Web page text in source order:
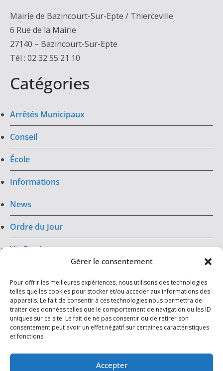
Gérer le consentement
Pour offrir les meilleures expériences, nous utilisons des technologies
telles que les cookies pour stocker et/ou accéder aux informations des
appareils. Le fait de consentir à ces technologies nous permettra de
traiter des données telles que le comportement de navigation ou les ID
uniques sur ce site. Le fait de ne pas consentir ou de retirer son
consentement peut avoir un effet négatif sur certaines caractéristiques
et fonctions.
Accepter
Mairie de Bazincourt-Sur-Epte / Thierceville
6 Rue de la Mairie
27140 – Bazincourt-Sur-Epte
Tél : 02 32 55 21 10
Catégories
Arrêtés Municipaux
Conseil
École
Informations
News
Ordre du Jour
Vie Pratique
Archives
Mentions légales